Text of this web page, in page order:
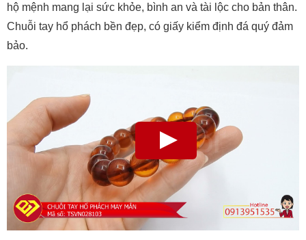
hộ mệnh mang lại sức khỏe, bình an và tài lộc cho bản thân.
Chuỗi tay hổ phách bền đẹp, có giấy kiểm định đá quý đảm
bảo.